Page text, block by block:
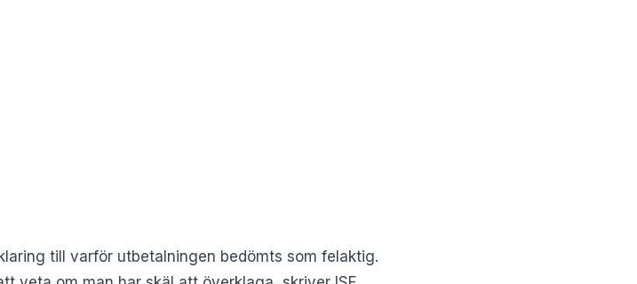
till varför utbetalningen bedömts som felaktig.